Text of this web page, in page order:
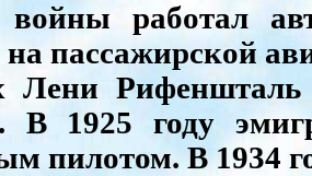
войны работал
на пассажирской
Лени
В 1925 году
пилотом. В 1934